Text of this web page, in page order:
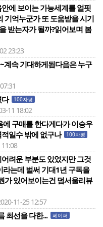
에 보이는 가능세계를 얼핏
기억누군가 또 도움받을 시기
받는자가 될까?읽어보며 봄
23:23
계속 기대하게됨다음은 누구
다 100자평
11 18:02
구매를 한다게다가 이승우
일수 밖에 없구나
100자평
려운 부분도 있었지만 그것
는데 벌써 기대1년 구독을
가 있어보이는건 덤서울리뷰
11-25 12:57
최선을 다한... 페이퍼